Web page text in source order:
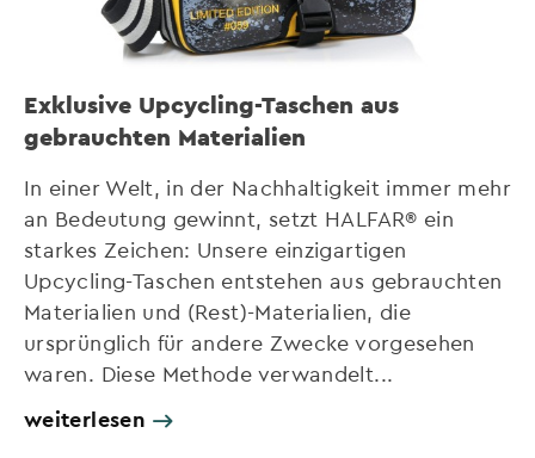
Exklusive Upcycling-Taschen aus
gebrauchten Materialien
In einer Welt, in der Nachhaltigkeit immer mehr
an Bedeutung gewinnt, setzt HALFAR® ein
starkes Zeichen: Unsere einzigartigen
Upcycling-Taschen entstehen aus gebrauchten
Materialien und (Rest)-Materialien, die
ursprünglich für andere Zwecke vorgesehen
waren. Diese Methode verwandelt...
weiterlesen